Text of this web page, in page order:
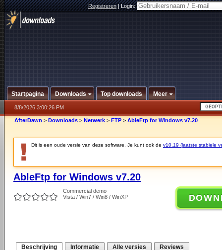
Registreren|Login:
Startpagina Downloads Top downloads Meer
8/8/2026 3:00:26 PM
AfterDawn > Downloads > Netwerk > FTP > AbleFtp for Windows v7.20
Dit is een oude versie van deze software. Je kunt ook de v10.19 (laatste stabiele
AbleFtp for Windows v7.20
Commercial demo
Vista / Win7 / Win8 / WinXP
Beschrijving Informatie Alle versies Reviews